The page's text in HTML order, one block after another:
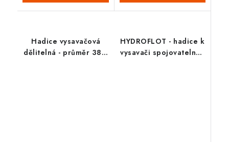
Hadice vysavačová
dělitelná - průměr 38 /
HYDROFLOT - hadice k
vysavači spojovatelná -